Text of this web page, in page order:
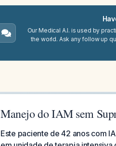
Our Medical A.I. is used by
the world. Ask any follow up
Manejo do IAM sem
Este paciente de 42 anos com